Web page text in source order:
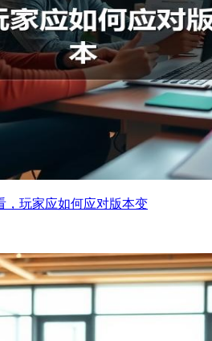
，玩家应如何应对版本变